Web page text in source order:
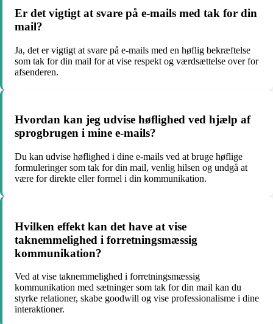
Er det vigtigt at svare på e-mails med tak for din
mail?
Ja, det er vigtigt at svare på e-mails med en høflig bekræftelse
som tak for din mail for at vise respekt og værdsættelse over for
afsenderen.
Hvordan kan jeg udvise høflighed ved hjælp af
sprogbrugen i mine e-mails?
Du kan udvise høflighed i dine e-mails ved at bruge høflige
formuleringer som tak for din mail, venlig hilsen og undgå at
være for direkte eller formel i din kommunikation.
Hvilken effekt kan det have at vise
taknemmelighed i forretningsmæssig
kommunikation?
Ved at vise taknemmelighed i forretningsmæssig
kommunikation med sætninger som tak for din mail kan du
styrke relationer, skabe goodwill og vise professionalisme i dine
interaktioner.